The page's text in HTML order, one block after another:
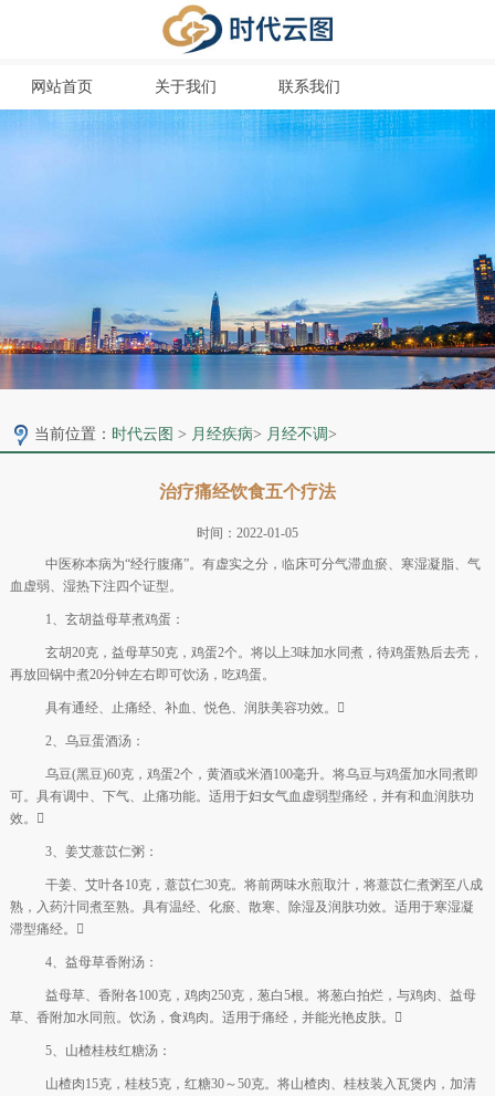
网站首页 关于我们 联系我们
当前位置： 时代云图 > 月经疾病> 月经不调>
治疗痛经饮食五个疗法
时间：2022-01-05
中医称本病为“经行腹痛”。有虚实之分，临床可分气滞血瘀、寒湿凝脂、气
血虚弱、湿热下注四个证型。
1、玄胡益母草煮鸡蛋：
玄胡20克，益母草50克，鸡蛋2个。将以上3味加水同煮，待鸡蛋熟后去壳，
再放回锅中煮20分钟左右即可饮汤，吃鸡蛋。
具有通经、止痛经、补血、悦色、润肤美容功效。
2、乌豆蛋酒汤：
乌豆(黑豆)60克，鸡蛋2个，黄酒或米酒100毫升。将乌豆与鸡蛋加水同煮即
可。具有调中、下气、止痛功能。适用于妇女气血虚弱型痛经，并有和血润肤功
效。
3、姜艾薏苡仁粥：
干姜、艾叶各10克，薏苡仁30克。将前两味水煎取汁，将薏苡仁煮粥至八成
熟，入药汁同煮至熟。具有温经、化瘀、散寒、除湿及润肤功效。适用于寒湿凝
滞型痛经。
4、益母草香附汤：
益母草、香附各100克，鸡肉250克，葱白5根。将葱白拍烂，与鸡肉、益母
草、香附加水同煎。饮汤，食鸡肉。适用于痛经，并能光艳皮肤。
5、山楂桂枝红糖汤：
山楂肉15克，桂枝5克，红糖30～50克。将山楂肉、桂枝装入瓦煲内，加清